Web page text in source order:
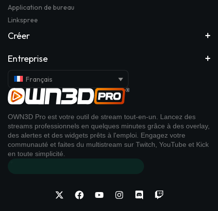
Application de bureau
Linkspree
Créer
Entreprise
Français
OWN3D Pro est votre outil de stream tout-en-un. Lancez des
streams professionnels en quelques minutes grâce à des overlay,
des alertes et des widgets prêts à l'emploi. Engagez votre
communauté et faites du multistream sur Twitch, YouTube et Kick
en toute simplicité.